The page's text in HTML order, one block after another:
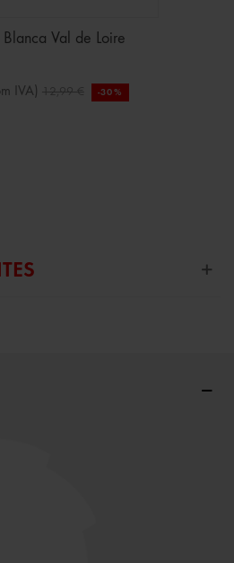
Blanca Val de Loire
IVA) 12,99 € -30%